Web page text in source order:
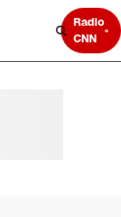
Radio
CNN